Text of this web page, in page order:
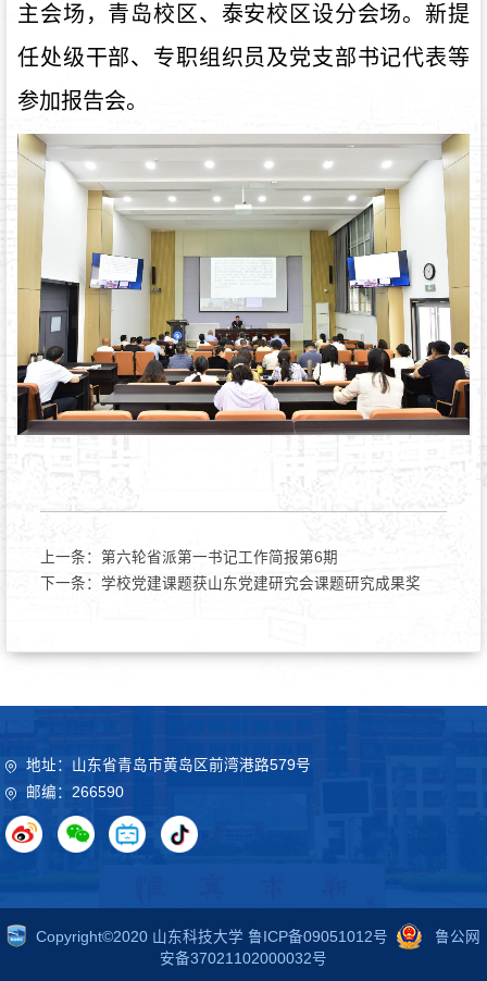
主会场，青岛校区、泰安校区设分会场。新提
任处级干部、专职组织员及党支部书记代表等
参加报告会。
上一条： 第六轮省派第一书记工作简报第6期
下一条： 学校党建课题获山东党建研究会课题研究成果奖
地址：山东省青岛市黄岛区前湾港路579号
邮编：266590
Copyright©2020 山东科技大学 鲁ICP备09051012号
鲁公网
安备37021102000032号